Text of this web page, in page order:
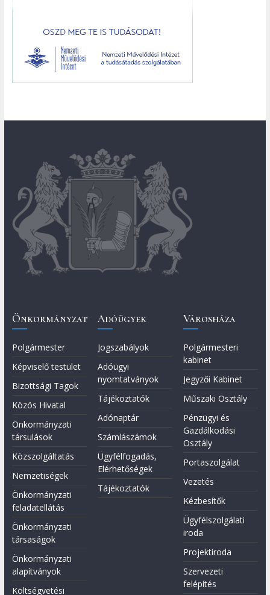
Önkormányzat
Polgármester
Képviselő testület
Bizottsági Tagok
Közös Hivatal
Önkormányzati
társulások
Közszolgáltatás
Nemzetiségek
Önkormányzati
feladatellátás
Önkormányzati
társaságok
Önkormányzati
alapítványok
Költségvetési
Adóügyek
Jogszabályok
Adóügyi
nyomtatványok
Tájékoztatók
Adónaptár
Számlászámok
Ügyfélfogadás,
Elérhetőségek
Tájékoztatók
Városháza
Polgármesteri
kabinet
Jegyzői Kabinet
Műszaki Osztály
Pénzügyi és
Gazdálkodási
Osztály
Portaszolgálat
Vezetés
Kézbesítők
Ügyfélszolgálati
iroda
Projektiroda
Szervezeti
felépítés